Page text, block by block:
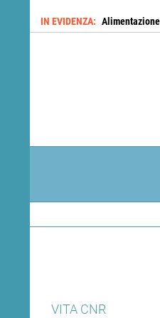
IN EVIDENZA Alimentazione
VITA CNR